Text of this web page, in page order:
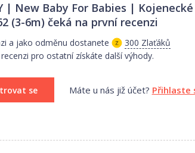
| New Baby For Babies |
(3-6m) čeká na první recenzi
a jako odměnu dostanete
300 Zlaťáků
pro ostatní získáte další výhody.
se Máte u nás již účet? Přihlaste